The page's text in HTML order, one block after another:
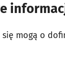
mogą o